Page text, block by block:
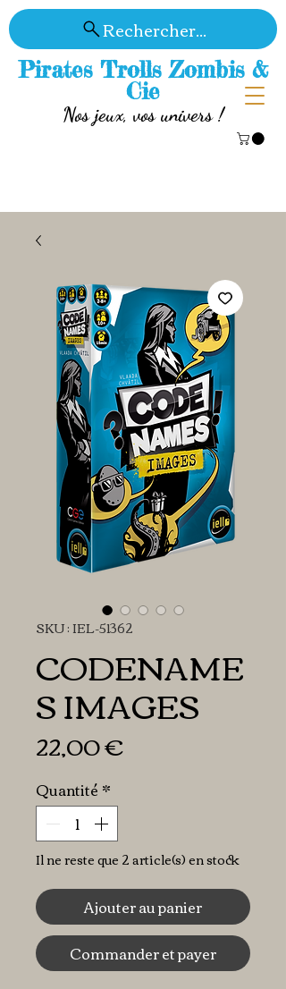
Pirates Trolls Zombis &
Cie
Nos jeux, vos univers !
Rechercher...
SKU : IEL-51362
CODENAME
S IMAGES
22,00 €Prix
Quantité *
Il ne reste que 2 article(s) en stock
Ajouter au panier
Commander et payer